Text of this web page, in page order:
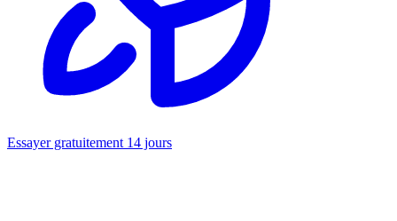
Essayer gratuitement 14 jours